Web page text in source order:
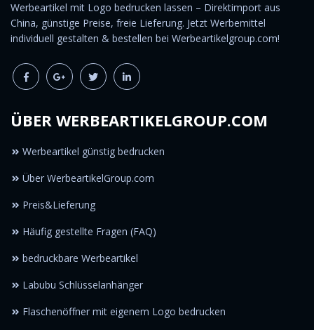
Werbeartikel mit Logo bedrucken lassen – Direktimport aus
China, günstige Preise, freie Lieferung. Jetzt Werbemittel
individuell gestalten & bestellen bei Werbeartikelgroup.com!
ÜBER WERBEARTIKELGROUP.COM
Werbeartikel günstig bedrucken
Über WerbeartikelGroup.com
Preis&Lieferung
Häufig gestellte Fragen (FAQ)
bedruckbare Werbeartikel
Labubu Schlüsselanhänger
Flaschenöffner mit eigenem Logo bedrucken